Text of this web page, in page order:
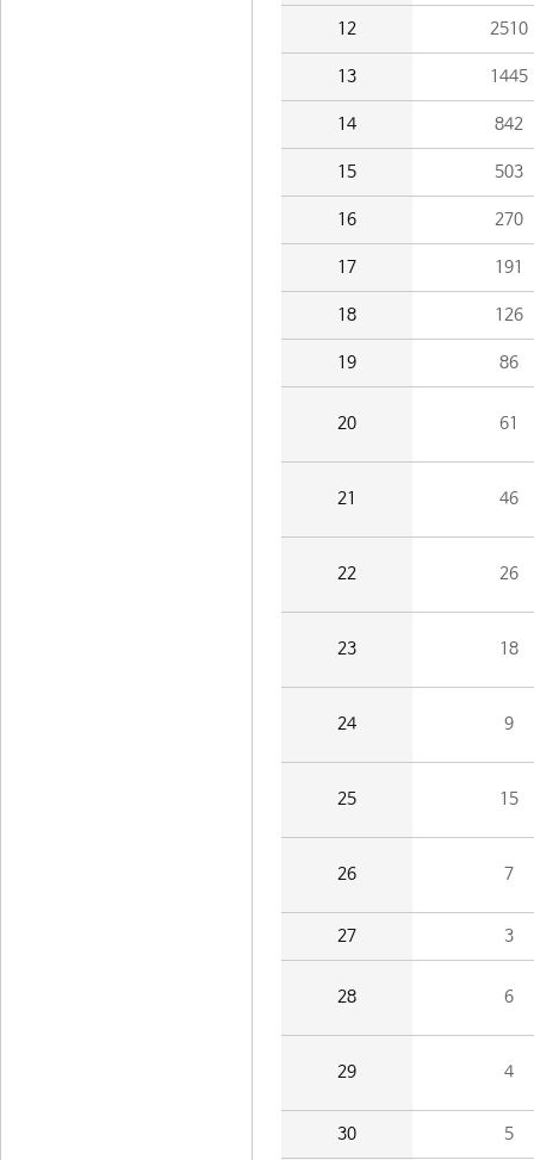
12 2510
13 1445
14 842
15 503
16 270
17 191
18 126
19 86
20 61
21 46
22 26
23 18
24 9
25 15
26 7
27 3
28 6
29 4
30 5